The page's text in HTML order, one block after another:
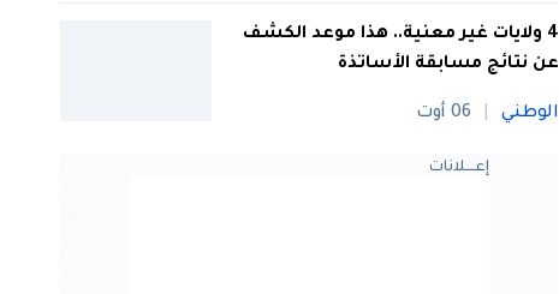
4 ولايات غير معنية.. هذا موعد الكشف
عن نتائج مسابقة الأساتذة
الوطني 06 أوت
إعــــلانات